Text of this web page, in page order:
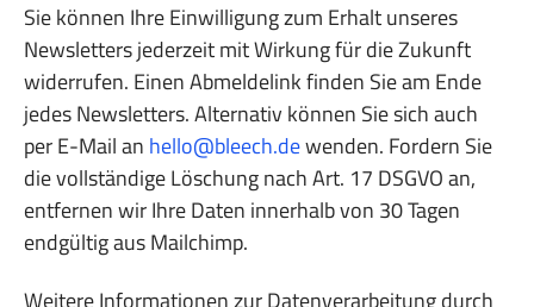
Sie können Ihre Einwilligung zum Erhalt unseres
Newsletters jederzeit mit Wirkung für die Zukunft
widerrufen. Einen Abmeldelink finden Sie am Ende
jedes Newsletters. Alternativ können Sie sich auch
per E-Mail an hello@bleech.dewenden. Fordern Sie
die vollständige Löschung nach Art. 17 DSGVO an,
entfernen wir Ihre Daten innerhalb von 30 Tagen
endgültig aus Mailchimp.
Weitere Informationen zur Datenverarbeitung durch